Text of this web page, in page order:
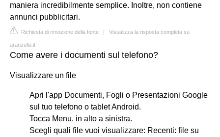
maniera incredibilmente semplice. Inoltre, non contiene
annunci pubblicitari.
Richiesta di rimozione della fonte | Visualizza la risposta completa su
aranzulla.it
Come avere i documenti sul telefono?
Visualizzare un file
Apri l'app Documenti, Fogli o Presentazioni Google
sul tuo telefono o tablet Android.
Tocca Menu. in alto a sinistra.
Scegli quali file vuoi visualizzare: Recenti: file su